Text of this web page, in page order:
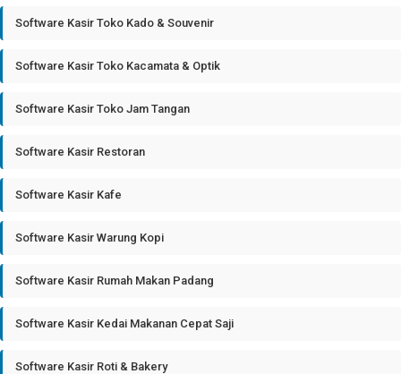
Software Kasir Toko Kado & Souvenir
Software Kasir Toko Kacamata & Optik
Software Kasir Toko Jam Tangan
Software Kasir Restoran
Software Kasir Kafe
Software Kasir Warung Kopi
Software Kasir Rumah Makan Padang
Software Kasir Kedai Makanan Cepat Saji
Software Kasir Roti & Bakery